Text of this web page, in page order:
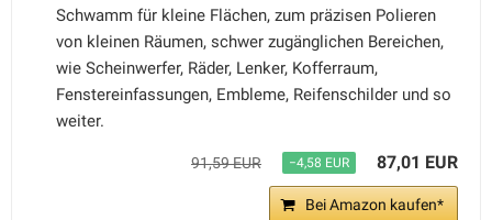
Schwamm für kleine Flächen, zum präzisen Polieren
von kleinen Räumen, schwer zugänglichen Bereichen,
wie Scheinwerfer, Räder, Lenker, Kofferraum,
Fenstereinfassungen, Embleme, Reifenschilder und so
weiter.
91,59 EUR −4,58 EUR 87,01 EUR
Bei Amazon kaufen*